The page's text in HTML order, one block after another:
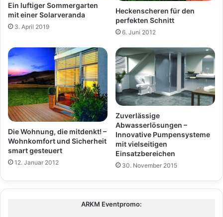
Ein luftiger Sommergarten
mit einer Solarveranda
3. April 2019
Heckenscheren für den
perfekten Schnitt
6. Juni 2012
Die Wohnung, die mitdenkt! –
Wohnkomfort und Sicherheit
smart gesteuert
12. Januar 2012
Zuverlässige
Abwasserlösungen –
Innovative Pumpensysteme
mit vielseitigen
Einsatzbereichen
30. November 2015
ARKM Eventpromo: